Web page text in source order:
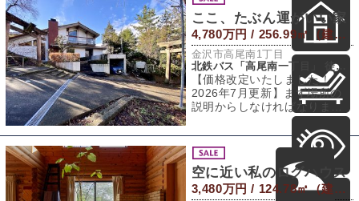
ここ、たぶん運がいい家
4,780万円 / 256.99㎡（建物） 453.63㎡（敷地）
金沢市高尾南1丁目
北鉄バス「高尾南一丁目」 徒歩5分
【価格改定いたしました！
2026年7月更新】まず場所の
説明からしなければなりませ
ん。この家、なんと鳥居と鳥
居に挟まれた
空に近い私のログハウス
3,480万円 / 124.78㎡（建物） 336.46㎡（敷地）